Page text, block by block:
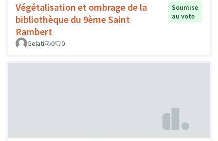
Végétalisation et ombrage de la
bibliothèque du 9ème Saint
Rambert
Soumise
au vote
Gelati 0 0